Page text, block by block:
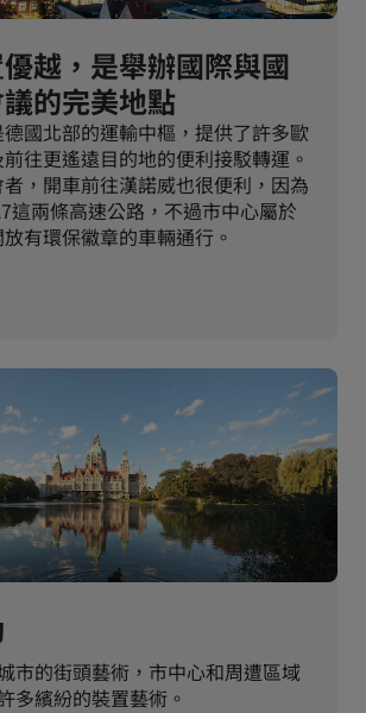
越，是舉辦國際與國
的完美地點
國北部的運輸中樞，提供了許多歐
往更遙遠目的地的便利接駁轉運。
，開車前往漢諾威也很便利，因為
這兩條高速公路，不過市中心屬於
有環保徽章的車輛通行。
市的街頭藝術，市中心和周遭區域
多繽紛的裝置藝術。